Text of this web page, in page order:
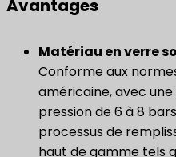
Avantages
Matériau en verre
Conforme aux
américaine, avec
pression de 6 à 8
processus de
haut de gamme tels